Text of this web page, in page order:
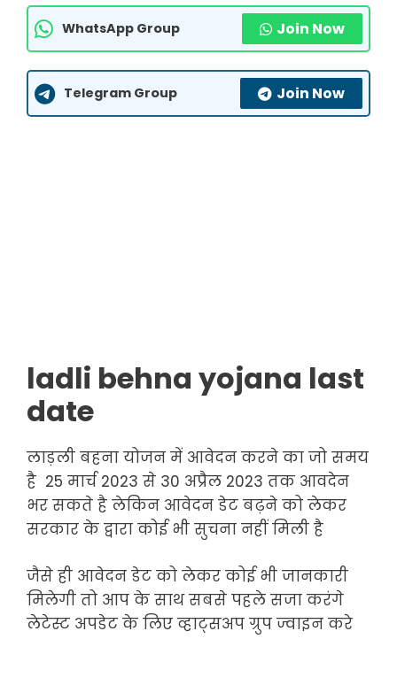
WhatsApp Group Join Now
Telegram Group Join Now
ladli behna yojana last
date
लाड़ली बहना योजन में आवेदन करने का जो समय
है 25 मार्च 2023 से 30 अप्रैल 2023 तक आवदेन
भर सकते है लेकिन आवेदन डेट बढ़ने को लेकर
सरकार के द्वारा कोई भी सुचना नहीं मिली है
जैसे ही आवेदन डेट को लेकर कोई भी जानकारी
मिलेगी तो आप के साथ सबसे पहले सजा करंगे
लेटेस्ट अपडेट के लिए व्हाट्सअप ग्रुप ज्वाइन करे